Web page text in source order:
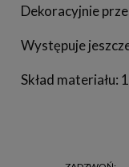
Dekoracyjnie
Występuje
Skład materiału: